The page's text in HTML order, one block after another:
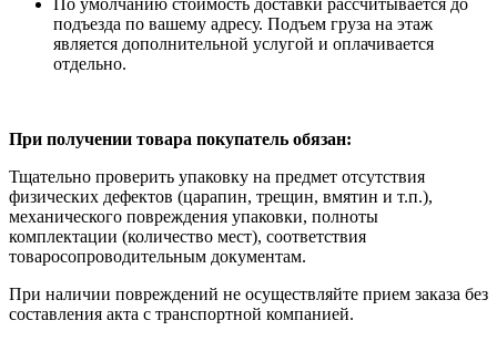
По умолчанию стоимость доставки рассчитывается до
подъезда по вашему адресу. Подъем груза на этаж
является дополнительной услугой и оплачивается
отдельно.
При получении товара покупатель обязан:
Тщательно проверить упаковку на предмет отсутствия
физических дефектов (царапин, трещин, вмятин и т.п.),
механического повреждения упаковки, полноты
комплектации (количество мест), соответствия
товаросопроводительным документам.
При наличии повреждений не осуществляйте прием заказа без
составления акта с транспортной компанией.